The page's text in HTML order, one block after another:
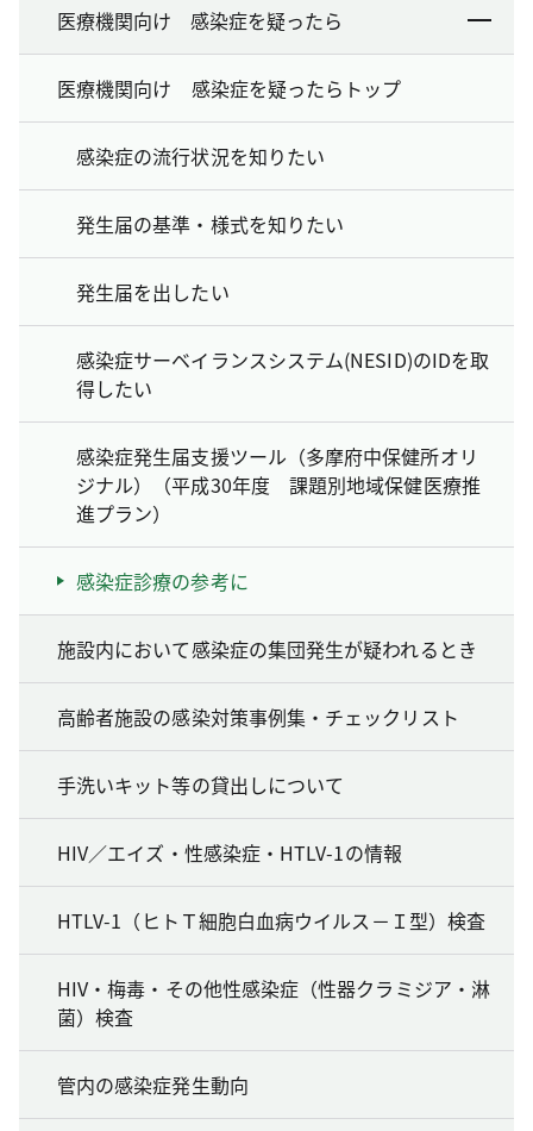
医療機関向け 感染症を疑ったら
医療機関向け 感染症を疑ったらトップ
感染症の流行状況を知りたい
発生届の基準・様式を知りたい
発生届を出したい
感染症サーベイランスシステム(NESID)のIDを取
得したい
感染症発生届支援ツール（多摩府中保健所オリ
ジナル）（平成30年度 課題別地域保健医療推
進プラン）
感染症診療の参考に
施設内において感染症の集団発生が疑われるとき
高齢者施設の感染対策事例集・チェックリスト
手洗いキット等の貸出しについて
HIV／エイズ・性感染症・HTLV-1の情報
HTLV-1（ヒトＴ細胞白血病ウイルス－Ｉ型）検査
HIV・梅毒・その他性感染症（性器クラミジア・淋
菌）検査
管内の感染症発生動向